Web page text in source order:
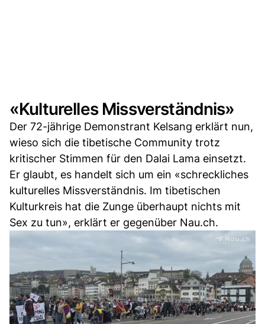
«Kulturelles Missverständnis»
Der 72-jährige Demonstrant Kelsang erklärt nun,
wieso sich die tibetische Community trotz
kritischer Stimmen für den Dalai Lama einsetzt.
Er glaubt, es handelt sich um ein «schreckliches
kulturelles Missverständnis. Im tibetischen
Kulturkreis hat die Zunge überhaupt nichts mit
Sex zu tun», erklärt er gegenüber Nau.ch.